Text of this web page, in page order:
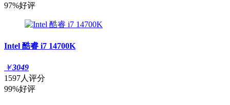
97%好评
Intel 酷睿 i7 14700K
￥3049
1597人评分
99%好评